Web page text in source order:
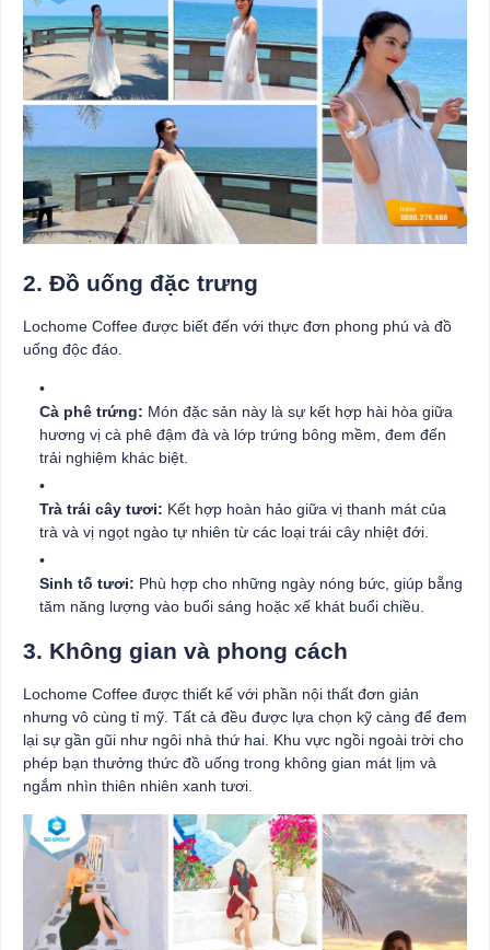
2. Đồ uống đặc trưng
Lochome Coffee được biết đến với thực đơn phong phú và đồ
uống độc đáo.
Cà phê trứng: Món đặc sản này là sự kết hợp hài hòa giữa
hương vị cà phê đậm đà và lớp trứng bông mềm, đem đến
trải nghiệm khác biệt.
Trà trái cây tươi: Kết hợp hoàn hảo giữa vị thanh mát của
trà và vị ngọt ngào tự nhiên từ các loại trái cây nhiệt đới.
Sinh tố tươi: Phù hợp cho những ngày nóng bức, giúp bẵng
tăm năng lượng vào buổi sáng hoặc xế khát buổi chiều.
3. Không gian và phong cách
Lochome Coffee được thiết kế với phần nội thất đơn giản
nhưng vô cùng tỉ mỹ. Tất cả đều được lựa chọn kỹ càng để đem
lại sự gần gũi như ngôi nhà thứ hai. Khu vực ngồi ngoài trời cho
phép bạn thưởng thức đồ uống trong không gian mát lịm và
ngắm nhìn thiên nhiên xanh tươi.